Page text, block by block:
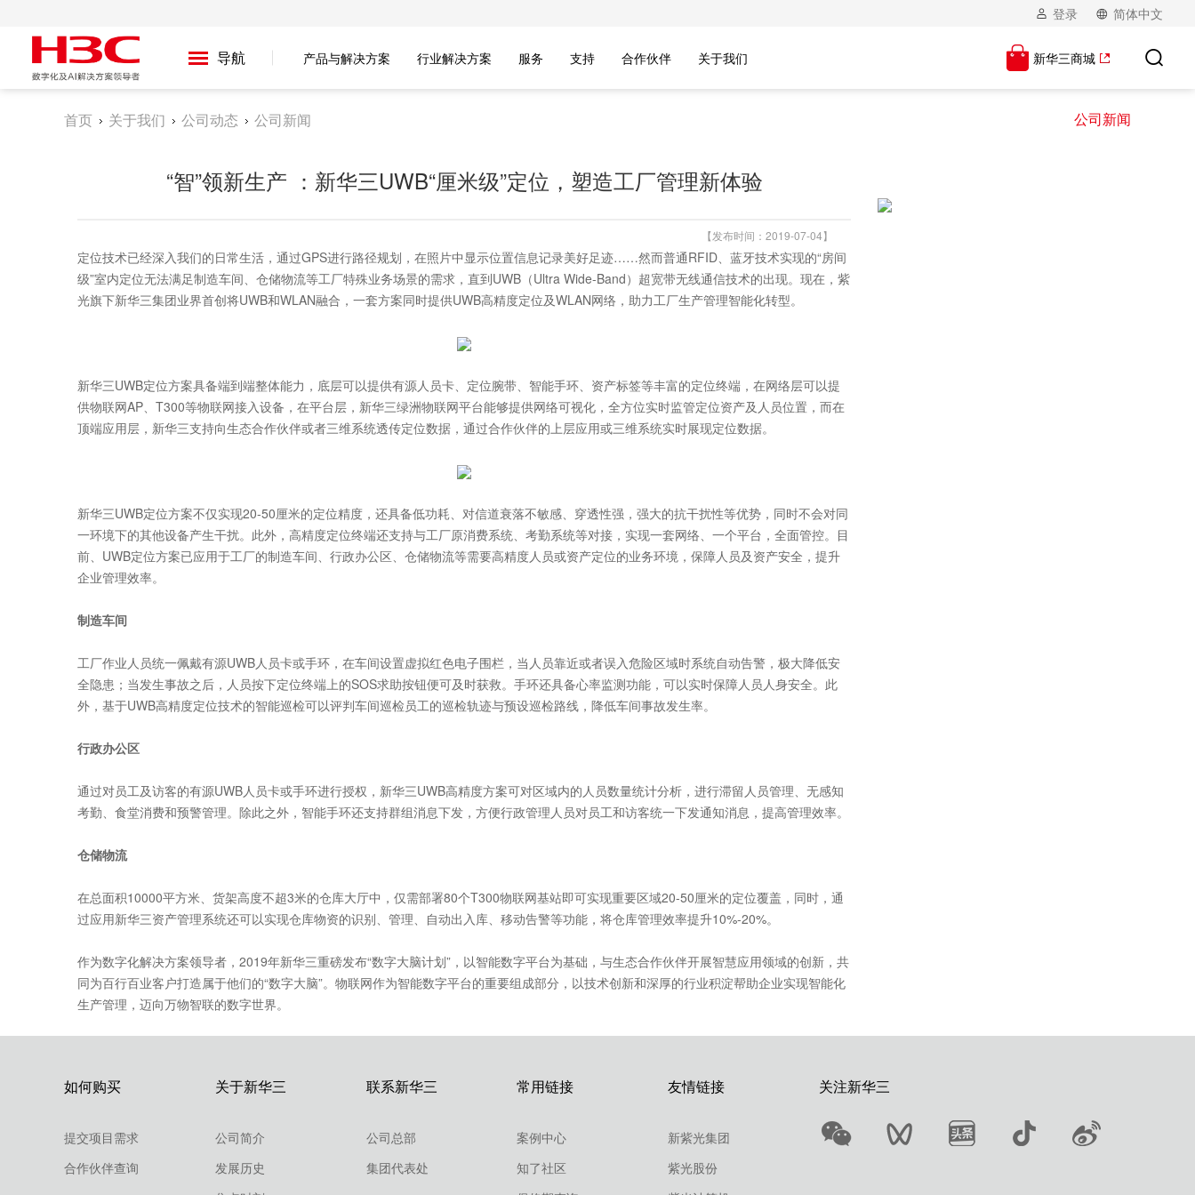
登录 简体中文
导航 产品与解决方案 行业解决方案 服务 支持 合作伙伴 关于我们 新华三商城
公司新闻
首页 关于我们 公司动态 公司新闻
“智”领新生产 ：新华三UWB“厘米级”定位，塑造工厂管理新体验
【发布时间：2019-07-04】
定位技术已经深入我们的日常生活，通过GPS进行路径规划，在照片中显示位置信息记录美好足迹……然而普通RFID、蓝牙技术实现的“房间
级”室内定位无法满足制造车间、仓储物流等工厂特殊业务场景的需求，直到UWB（Ultra Wide-Band）超宽带无线通信技术的出现。现在，紫
光旗下新华三集团业界首创将UWB和WLAN融合，一套方案同时提供UWB高精度定位及WLAN网络，助力工厂生产管理智能化转型。
新华三UWB定位方案具备端到端整体能力，底层可以提供有源人员卡、定位腕带、智能手环、资产标签等丰富的定位终端，在网络层可以提
供物联网AP、T300等物联网接入设备，在平台层，新华三绿洲物联网平台能够提供网络可视化，全方位实时监管定位资产及人员位置，而在
顶端应用层，新华三支持向生态合作伙伴或者三维系统透传定位数据，通过合作伙伴的上层应用或三维系统实时展现定位数据。
新华三UWB定位方案不仅实现20-50厘米的定位精度，还具备低功耗、对信道衰落不敏感、穿透性强，强大的抗干扰性等优势，同时不会对同
一环境下的其他设备产生干扰。此外，高精度定位终端还支持与工厂原消费系统、考勤系统等对接，实现一套网络、一个平台，全面管控。目
前、UWB定位方案已应用于工厂的制造车间、行政办公区、仓储物流等需要高精度人员或资产定位的业务环境，保障人员及资产安全，提升
企业管理效率。
制造车间
工厂作业人员统一佩戴有源UWB人员卡或手环，在车间设置虚拟红色电子围栏，当人员靠近或者误入危险区域时系统自动告警，极大降低安
全隐患；当发生事故之后，人员按下定位终端上的SOS求助按钮便可及时获救。手环还具备心率监测功能，可以实时保障人员人身安全。此
外，基于UWB高精度定位技术的智能巡检可以评判车间巡检员工的巡检轨迹与预设巡检路线，降低车间事故发生率。
行政办公区
通过对员工及访客的有源UWB人员卡或手环进行授权，新华三UWB高精度方案可对区域内的人员数量统计分析，进行滞留人员管理、无感知
考勤、食堂消费和预警管理。除此之外，智能手环还支持群组消息下发，方便行政管理人员对员工和访客统一下发通知消息，提高管理效率。
仓储物流
在总面积10000平方米、货架高度不超3米的仓库大厅中，仅需部署80个T300物联网基站即可实现重要区域20-50厘米的定位覆盖，同时，通
过应用新华三资产管理系统还可以实现仓库物资的识别、管理、自动出入库、移动告警等功能，将仓库管理效率提升10%-20%。
作为数字化解决方案领导者，2019年新华三重磅发布“数字大脑计划”，以智能数字平台为基础，与生态合作伙伴开展智慧应用领域的创新，共
同为百行百业客户打造属于他们的“数字大脑”。物联网作为智能数字平台的重要组成部分，以技术创新和深厚的行业积淀帮助企业实现智能化
生产管理，迈向万物智联的数字世界。
如何购买
提交项目需求
合作伙伴查询
关于新华三
公司简介
发展历史
联系新华三
公司总部
集团代表处
常用链接
案例中心
知了社区
友情链接
新紫光集团
紫光股份
关注新华三